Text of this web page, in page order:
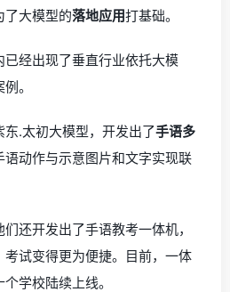
了大模型的落地应用打基础。
经出现了垂直行业依托大模
。
.太初大模型，开发出了手语多
语动作与示意图片和文字实现联
还开发出了手语教考一体机，
试变得更为便捷。目前，一体
学校陆续上线。